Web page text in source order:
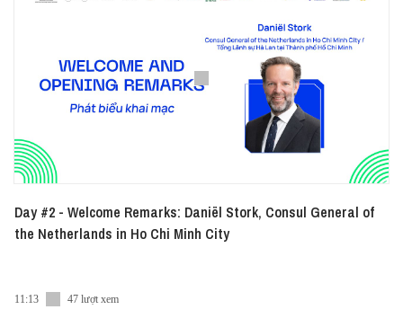
Day #2 - Welcome Remarks: Daniël Stork, Consul General of
the Netherlands in Ho Chi Minh City
11:13 47 lượt xem